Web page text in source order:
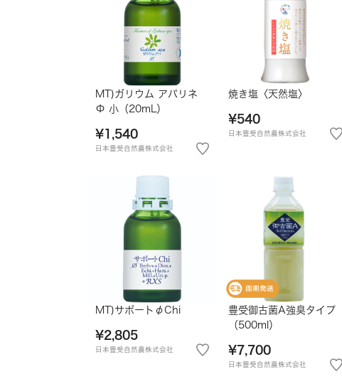
MT)ガリウム アパリネ
Φ 小（20mL）
¥1,540
日本豊受自然農株式会社
焼き塩〈天然塩〉
¥540
日本豊受自然農株式会社
MT)サポートφChi
¥2,805
日本豊受自然農株式会社
豊受御古菌A強臭タイプ
（500ml）
¥7,700
日本豊受自然農株式会社